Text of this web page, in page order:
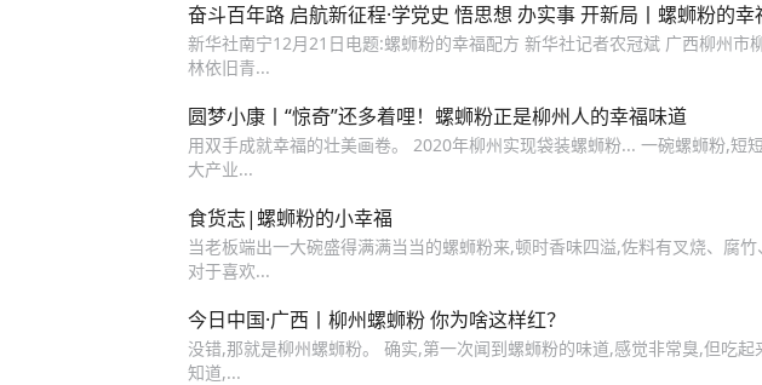
奋斗百年路 启航新征程·学党史 悟思想 办实事 开新局丨螺蛳粉的幸
新华社南宁12月21日电题:螺蛳粉的幸福配方 新华社记者农冠斌 广西柳州市
林依旧青...
圆梦小康丨“惊奇”还多着哩！螺蛳粉正是柳州人的幸福味道
用双手成就幸福的壮美画卷。 2020年柳州实现袋装螺蛳粉... 一碗螺蛳粉,短
大产业...
食货志|螺蛳粉的小幸福
当老板端出一大碗盛得满满当当的螺蛳粉来,顿时香味四溢,佐料有叉烧、腐
对于喜欢...
今日中国·广西丨柳州螺蛳粉 你为啥这样红？
没错,那就是柳州螺蛳粉。 确实,第一次闻到螺蛳粉的味道,感觉非常臭,但吃
知道,...